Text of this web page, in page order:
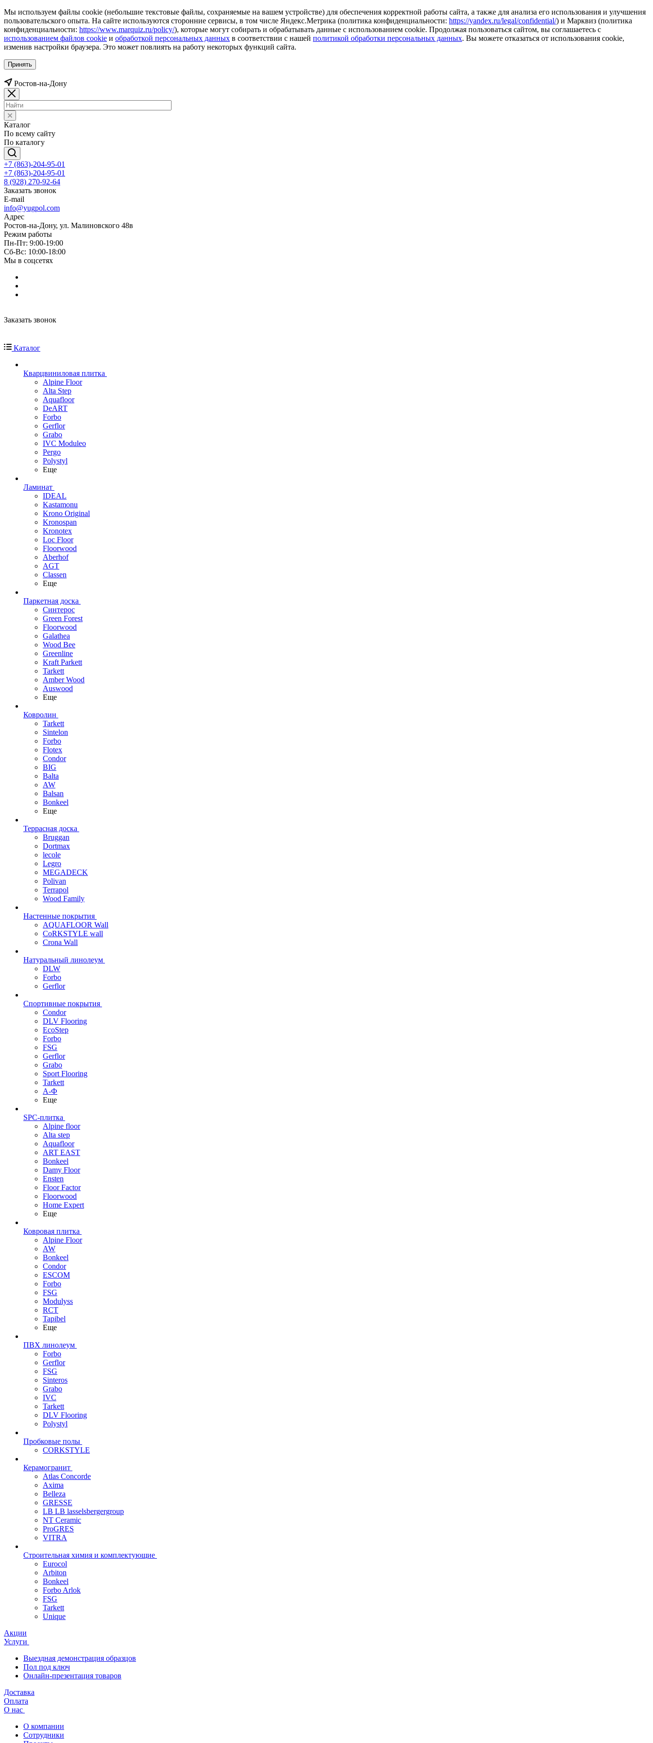
Мы используем файлы cookie (небольшие текстовые файлы, сохраняемые на вашем устройстве) для обеспечения корректной работы сайта, а также для анализа его использования и улучшения
пользовательского опыта. На сайте используются сторонние сервисы, в том числе Яндекс.Метрика (политика конфиденциальности: https://yandex.ru/legal/confidential/) и Марквиз (политика
конфиденциальности: https://www.marquiz.ru/policy/), которые могут собирать и обрабатывать данные с использованием cookie. Продолжая пользоваться сайтом, вы соглашаетесь с
использованием файлов cookie и обработкой персональных данных в соответствии с нашей политикой обработки персональных данных. Вы можете отказаться от использования cookie,
изменив настройки браузера. Это может повлиять на работу некоторых функций сайта.
Принять
Ростов-на-Дону
Каталог
По всему сайту
По каталогу
+7 (863)-204-95-01
+7 (863)-204-95-01
8 (928) 270-92-64
Заказать звонок
E-mail
info@yugpol.com
Адрес
Ростов-на-Дону, ул. Малиновского 48в
Режим работы
Пн-Пт: 9:00-19:00
Cб-Вс: 10:00-18:00
Мы в соцсетях
Заказать звонок
Каталог
Кварцвиниловая плитка
Alpine Floor
Alta Step
Aquafloor
DeART
Forbo
Gerflor
Grabo
IVC Moduleo
Pergo
Polystyl
Еще
Ламинат
IDEAL
Kastamonu
Krono Original
Kronospan
Kronotex
Loc Floor
Floorwood
Aberhof
AGT
Classen
Еще
Паркетная доска
Синтерос
Green Forest
Floorwood
Galathea
Wood Bee
Greenline
Kraft Parkett
Tarkett
Amber Wood
Auswood
Еще
Ковролин
Tarkett
Sintelon
Forbo
Flotex
Condor
BIG
Balta
AW
Balsan
Bonkeel
Еще
Террасная доска
Bruggan
Dortmax
lecole
Legro
MEGADECK
Polivan
Terrapol
Wood Family
Настенные покрытия
AQUAFLOOR Wall
CoRKSTYLE wall
Crona Wall
Натуральный линолеум
DLW
Forbo
Gerflor
Спортивные покрытия
Condor
DLV Flooring
EcoStep
Forbo
FSG
Gerflor
Grabo
Sport Flooring
Tarkett
А-Ф
Еще
SPC-плитка
Alpine floor
Alta step
Aquafloor
ART EAST
Bonkeel
Damy Floor
Ensten
Floor Factor
Floorwood
Home Expert
Еще
Ковровая плитка
Alpine Floor
AW
Bonkeel
Condor
ESCOM
Forbo
FSG
Modulyss
RCT
Tapibel
Еще
ПВХ линолеум
Forbo
Gerflor
FSG
Sinteros
Grabo
IVC
Tarkett
DLV Flooring
Polystyl
Пробковые полы
CORKSTYLE
Керамогранит
Atlas Concorde
Axima
Belleza
GRESSE
LB LB lasselsbergergroup
NT Ceramic
ProGRES
VITRA
Строительная химия и комплектующие
Eurocol
Arbiton
Bonkeel
Forbo Arlok
FSG
Tarkett
Unique
Акции
Услуги
Выездная демонстрация образцов
Пол под ключ
Онлайн-презентация товаров
Доставка
Оплата
О нас
О компании
Сотрудники